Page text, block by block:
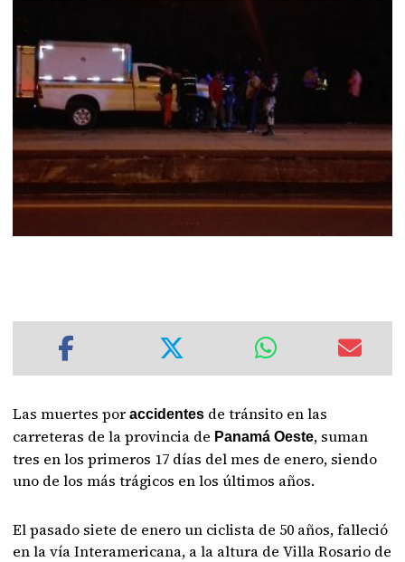
Las muertes por accidentes de tránsito en las
carreteras de la provincia de Panamá Oeste, suman
tres en los primeros 17 días del mes de enero, siendo
uno de los más trágicos en los últimos años.
El pasado siete de enero un ciclista de 50 años, falleció
en la vía Interamericana, a la altura de Villa Rosario de